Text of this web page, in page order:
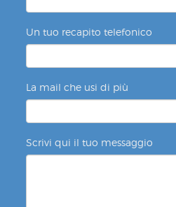
Un tuo recapito telefonico
La mail che usi di più
Scrivi qui il tuo messaggio